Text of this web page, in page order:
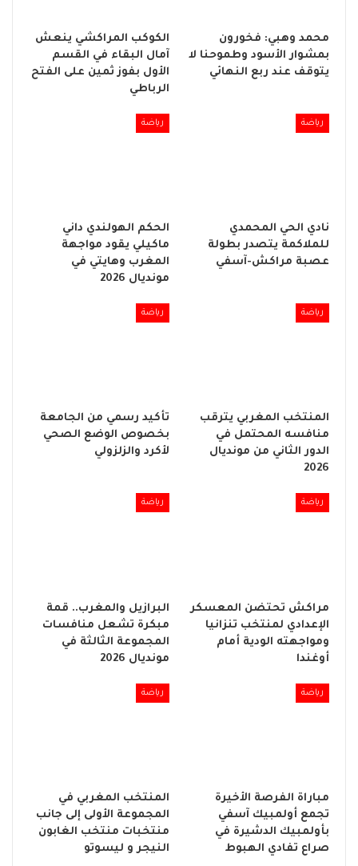
محمد وهبي: فخورون
بمشوار الأسود وطموحنا لا
يتوقف عند ربع النهائي
الكوكب المراكشي ينعش
آمال البقاء في القسم
الأول بفوز ثمين على الفتح
الرباطي
رياضة
نادي الحي المحمدي
للملاكمة يتصدر بطولة
عصبة مراكش-آسفي
رياضة
الحكم الهولندي داني
ماكيلي يقود مواجهة
المغرب وهايتي في
مونديال 2026
رياضة
المنتخب المغربي يترقب
منافسه المحتمل في
الدور الثاني من مونديال
2026
رياضة
تأكيد رسمي من الجامعة
بخصوص الوضع الصحي
لأكرد والزلزولي
رياضة
مراكش تحتضن المعسكر
الإعدادي لمنتخب تنزانيا
ومواجهته الودية أمام
أوغندا
رياضة
البرازيل والمغرب.. قمة
مبكرة تشعل منافسات
المجموعة الثالثة في
مونديال 2026
رياضة
مباراة الفرصة الأخيرة
تجمع أولمبيك آسفي
بأولمبيك الدشيرة في
صراع تفادي الهبوط
رياضة
المنتخب المغربي في
المجموعة الأولى إلى جانب
منتخبات منتخب الغابون
النيجر و ليسوتو